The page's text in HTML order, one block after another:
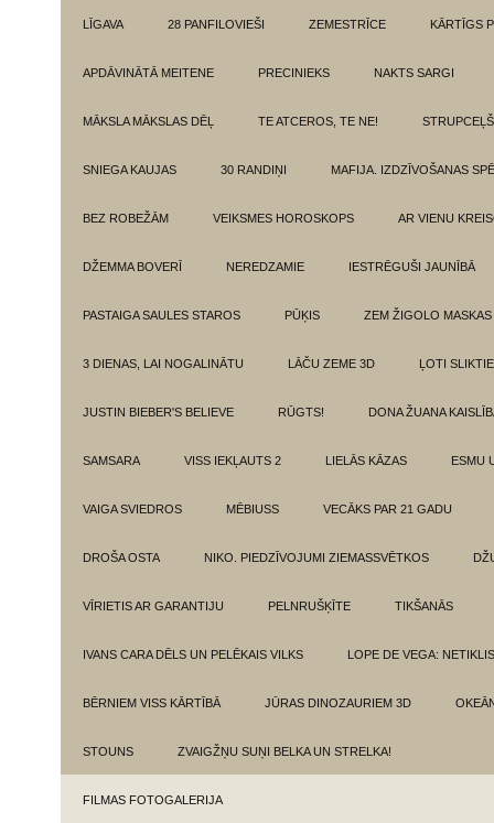
LĪGAVA 28 PANFILOVIEŠI ZEMESTRĪCE KĀRTĪGS
APDĀVINĀTĀ MEITENE PRECINIEKS NAKTS SARGI
MĀKSLA MĀKSLAS DĒĻ TE ATCEROS, TE NE! STRUPCEĻŠ
SNIEGA KAUJAS 30 RANDIŅI MAFIJA. IZDZĪVOŠANAS
BEZ ROBEŽĀM VEIKSMES HOROSKOPS AR VIENU
DŽEMMA BOVERĪ NEREDZAMIE IESTRĒGUŠI JAUNĪBĀ
PASTAIGA SAULES STAROS PŪĶIS ZEM ŽIGOLO MASKAS
3 DIENAS, LAI NOGALINĀTU LĀČU ZEME 3D ĻOTI
JUSTIN BIEBER'S BELIEVE RŪGTS! DONA ŽUANA
SAMSARA VISS IEKĻAUTS 2 LIELĀS KĀZAS ESMU
VAIGA SVIEDROS MĒBIUSS VECĀKS PAR 21 GADU
DROŠA OSTA NIKO. PIEDZĪVOJUMI ZIEMASSVĒTKOS
VĪRIETIS AR GARANTIJU PELNRUŠĶĪTE TIKŠANĀS
IVANS CARA DĒLS UN PELĒKAIS VILKS LOPE DE VEGA:
BĒRNIEM VISS KĀRTĪBĀ JŪRAS DINOZAURIEM 3D
STOUNS ZVAIGŽŅU SUŅI BELKA UN STRELKA!
FILMAS FOTOGALERIJA